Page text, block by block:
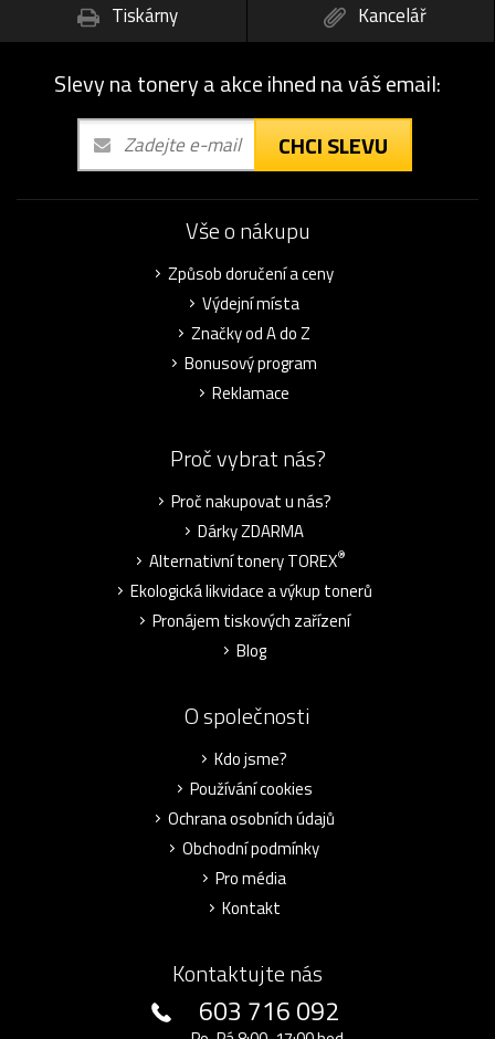
Tiskárny
Kancelář
Slevy na tonery a akce ihned na váš email:
CHCI SLEVU
Vše o nákupu
Způsob doručení a ceny
Výdejní místa
Značky od A do Z
Bonusový program
Reklamace
Proč vybrat nás?
Proč nakupovat u nás?
Dárky ZDARMA
Alternativní tonery TOREX®
Ekologická likvidace a výkup tonerů
Pronájem tiskových zařízení
Blog
O společnosti
Kdo jsme?
Používání cookies
Ochrana osobních údajů
Obchodní podmínky
Pro média
Kontakt
Kontaktujte nás
603 716 092